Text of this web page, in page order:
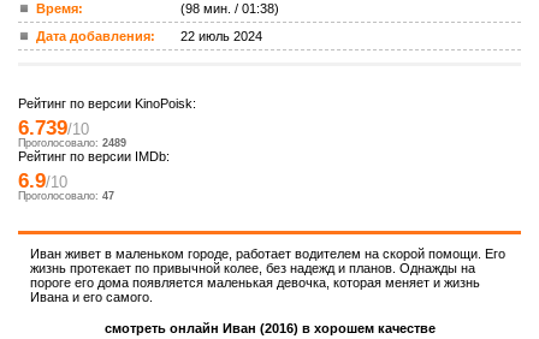
Время:
(98 мин. / 01:38)
Дата добавления:
22 июль 2024
Рейтинг по версии KinoPoisk:
6.739/10
Проголосовало: 2489
Рейтинг по версии IMDb:
6.9/10
Проголосовало: 47
Иван живет в маленьком городе, работает водителем на скорой помощи. Его
жизнь протекает по привычной колее, без надежд и планов. Однажды на
пороге его дома появляется маленькая девочка, которая меняет и жизнь
Ивана и его самого.
смотреть онлайн Иван (2016) в хорошем качестве